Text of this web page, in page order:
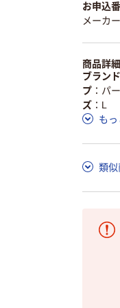
お申込
メーカ
商品詳細
ブラン
プ
パ
ズ
L
もっ
類似